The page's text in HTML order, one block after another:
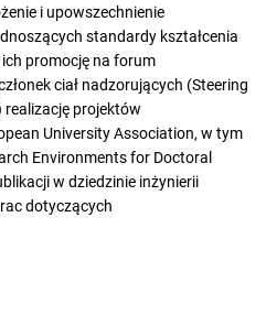
i upowszechnienie
standardy kształcenia
promocję na forum
ciał nadzorujących (Steering
projektów
University Association, w tym
Environments for Doctoral
w dziedzinie inżynierii
dotyczących